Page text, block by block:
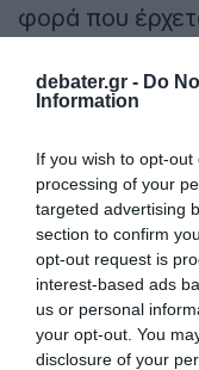
debater.gr - Do
Information
If you wish to opt-
processing of your
targeted advertising
section to confirm
opt-out request is
interest-based ads
us or personal
your opt-out. You
disclosure of your
φορά που
συνδυάζουν
προστασία
δημόσιας
εκπομπών. Αν
χωριστά, θα
πίσω. Η
όταν
άνθρωπο, το